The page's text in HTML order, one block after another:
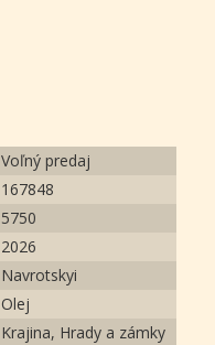
Voľný predaj
167848
5750
2026
Navrotskyi
Olej
Krajina, Hrady a zámky